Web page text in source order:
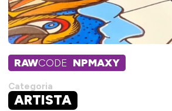
RAWCODE NPMAXY
Categoria
ARTISTA